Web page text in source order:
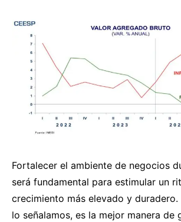
Fortalecer el ambiente de negocios
será fundamental para estimular un
crecimiento más elevado y
lo señalamos, es la mejor manera de